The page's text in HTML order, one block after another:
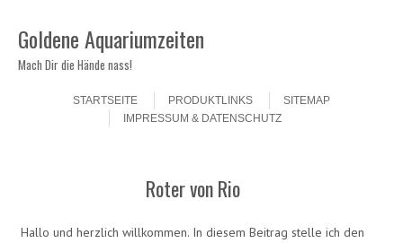
Goldene Aquariumzeiten
Mach Dir die Hände nass!
STARTSEITE
PRODUKTLINKS
SITEMAP
IMPRESSUM & DATENSCHUTZ
Roter von Rio
Hallo und herzlich willkommen. In diesem Beitrag stelle ich den